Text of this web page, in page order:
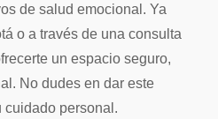
de salud emocional. Ya
o a través de una consulta
un espacio seguro,
No dudes en dar este
cuidado personal.